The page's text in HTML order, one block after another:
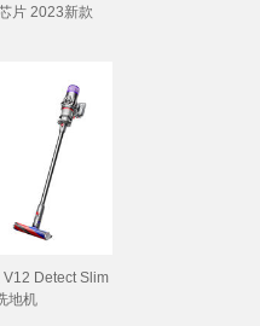
片 2023新款
V12 Detect Slim
地机